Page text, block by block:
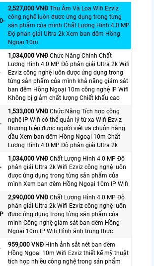
2,527,000 VNĐ Thu Âm Và Loa Wifi Ezviz
công nghệ luôn được ứng dụng trong từng
sản phẩm của mình Chất Lượng Hình 4.0 MP
Độ phân giải Ultra 2k Xem ban đêm Hồng
Ngoại 10m
1,034,000 VNĐ Chức Năng Chính Chất
Lượng Hình 4.0 MP Độ phân giải Ultra 2k Wifi
Ezviz công nghệ luôn được ứng dụng trong
từng sản phẩm của mình khả năng giám sát
ban đêm Hồng Ngoại 10m công nghệ IP Wifi
Không bị giảm chất lượng Chiết khấu cao
1,533,000 VNĐ Chức Năng Tích hợp công
nghệ IP Wifi có thể quản lý từ xa Wifi Ezviz
thương hiệu được người việt ưa chuộn hàng
đầu Xem ban đêm Hồng Ngoại 10m Chất
Lượng Hình 4.0 MP Độ phân giải Ultra 2k
1,034,000 VNĐ Chất Lượng Hình 4.0 MP Độ
phân giải Ultra 2k Wifi Ezviz công nghệ luôn
được ứng dụng trong từng sản phẩm của
mình Xem ban đêm Hồng Ngoại 10m IP Wifi
2,990,000 VNĐ Chất Lượng Hình 4.0 MP Độ
phân giải Ultra 2k Wifi Ezviz công nghệ luôn
được ứng dụng trong từng sản phẩm của
mình Công nghệ giám sát ban đêm Hồng
Ngoại 10m IP Wifi Hình ảnh trung thực
959,000 VNĐ Hình ảnh sắt nét ban đêm
Hồng Ngoại 10m Wifi Ezviz thiết kế mỹ thuật
tích hợp nhiều công nghệ trong sản phẩm